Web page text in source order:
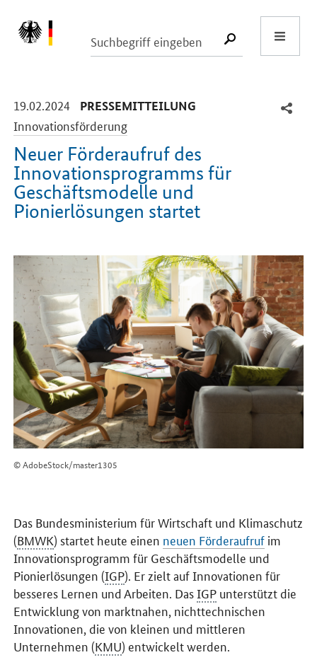
SUCHE
19.02.2024 -
PRESSEMITTEILUNG
Innovationsförderung
Neuer Förderaufruf des
Innovationsprogramms für
Geschäftsmodelle und
Pionierlösungen startet
© AdobeStock/master1305
Das Bundesministerium für Wirtschaft und Klimaschutz
(BMWK) startet heute einen neuen Förderaufruf im
Innovationsprogramm für Geschäftsmodelle und
Pionierlösungen (IGP). Er zielt auf Innovationen für
besseres Lernen und Arbeiten. DasIGP unterstützt die
Entwicklung von marktnahen, nichttechnischen
Innovationen, die von kleinen und mittleren
Unternehmen (KMU) entwickelt werden.